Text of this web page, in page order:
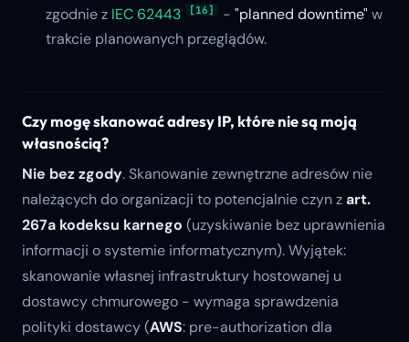
zgodnie z IEC 62443 [16] - "planned downtime" w
trakcie planowanych przeglądów.
Czy mogę skanować adresy IP, które nie są moją
własnością?
Nie bez zgody. Skanowanie zewnętrzne adresów nie
należących do organizacji to potencjalnie czyn zart.
267a kodeksu karnego (uzyskiwanie bez uprawnienia
informacji o systemie informatycznym). Wyjątek:
skanowanie własnej infrastruktury hostowanej u
dostawcy chmurowego - wymaga sprawdzenia
polityki dostawcy (AWS: pre-authorization dla